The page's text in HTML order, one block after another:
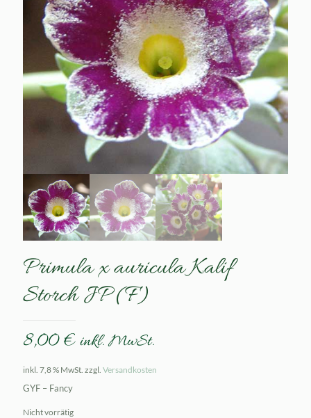
Primula x auricula Kalif
Storch JP (F)
8,00€ inkl. MwSt.
inkl. 7,8 % MwSt. zzgl. Versandkosten
GYF – Fancy
Nicht vorrätig